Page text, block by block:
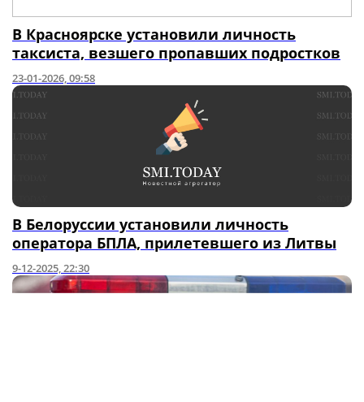
В Красноярске установили личность
таксиста, везшего пропавших подростков
23-01-2026, 09:58
В Белоруссии установили личность
оператора БПЛА, прилетевшего из Литвы
9-12-2025, 22:30